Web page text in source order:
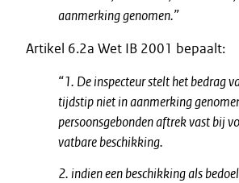
aanmerking genomen.”
Artikel 6.2a Wet IB 2001 bepaalt:
“1. De inspecteur stelt het bedrag
tijdstip niet in aanmerking
persoonsgebonden aftrek vast bij
vatbare beschikking.
2. indien een beschikking als